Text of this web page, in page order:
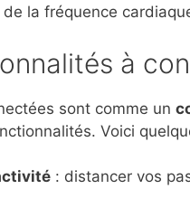
la fréquence
à
sont comme un
Voici
: distancer vos